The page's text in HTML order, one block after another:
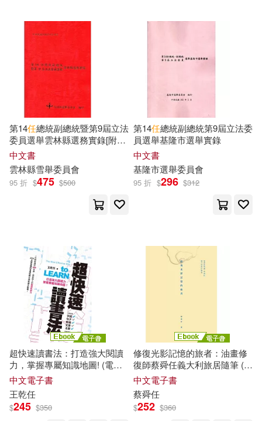
ユケモツ(21) 三上弓怜(21)
任思源(21) 吉松由美(21)
姚江波(21)
張國見（主編）(21)
竹嶋えく(21) 聞邦椿(21)
芦奈野ひとし(21)
劉克襄(20)
周軍民(20)
孫寶文(20)
宏典文化闖關筆記研究小組(20)
湖南美術出版社(150)
青文(148)
企業管理出版社(144)
中國檢察出版社(143)
江蘇鳳凰文藝出版社(143)
西安交通大學出版社(142)
上海科學技術出版社(141)
中國青年出版社(141)
馬可孛羅(140)
安徽美術出版社(138)
第14任總統副總統暨第9屆立法
委員選舉雲林縣選務實錄[附光
碟]
中文書
雲林縣雪舉委員會
95 折 $475 $500
第14任總統副總統第9屆立法委
員選舉基隆市選舉實錄
中文書
基隆市選舉委員會
95 折 $296 $312
超快速讀書法：打造強大閱讀
力，掌握專屬知識地圖! (電子
書)
中文電子書
王乾任
$245 $350
修復光影記憶的旅者：油畫修
復師蔡舜任義大利旅居隨筆 (電
子書)
中文電子書
蔡舜任
$252 $360